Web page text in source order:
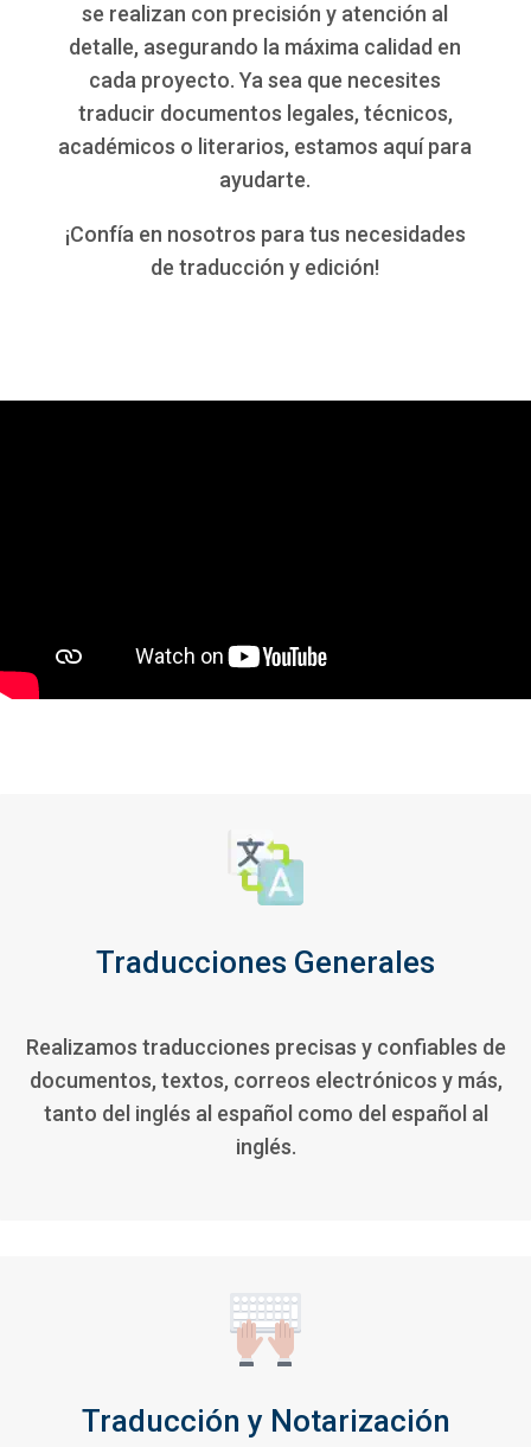
se realizan con precisión y atención al
detalle, asegurando la máxima calidad en
cada proyecto. Ya sea que necesites
traducir documentos legales, técnicos,
académicos o literarios, estamos aquí para
ayudarte.
¡Confía en nosotros para tus necesidades
de traducción y edición!
Traducciones Generales
Realizamos traducciones precisas y confiables de
documentos, textos, correos electrónicos y más,
tanto del inglés al español como del español al
inglés.
Traducción y Notarización